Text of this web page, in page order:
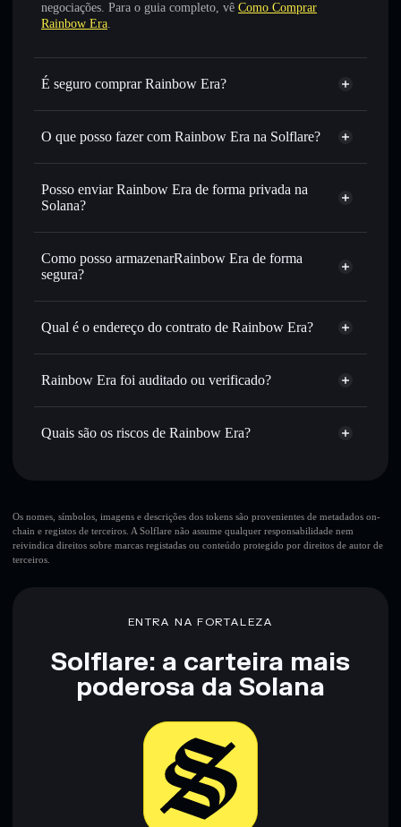
negociações. Para o guia completo, vê Como Comprar
Rainbow Era.
É seguro comprar Rainbow Era?
Rainbow Era não está verificado
O que posso fazer com Rainbow Era na Solflare?
Rainbow Era
Carteira Solflare
Trocar instantaneamente — trocar RAINBOW por SOL,
USDC ou milhares de outros tokens Solana com
melhor preço disponível
Definir ordens limite— automatizar transações ao teu
preço-alvo para RAINBOW
Utilizar DCA— investir de forma faseada ao longo do
Enviar de forma privada
associar publicamente as carteiras usando o Agregador de
volume, capitalização de mercado e liquidez de RAINBOW
Manter em segurança— guardar RAINBOW numa
Posso enviar Rainbow Era de forma privada na
Solana?
Agregador de Privacidade
Como posso armazenarRainbow Era de forma
segura?
Rainbow Era
Agregador de Privacidade
Qual é o endereço do contrato de Rainbow Era?
Rainbow Era
Solflare
Rainbow Era foi auditado ou verificado?
Rainbow Era não está verificado
Quais são os riscos de Rainbow Era?
10 principais carteiras
Rainbow Era
única carteira
Aviso legal: Esta informação é apenas para fins educativos e
não constitui aconselhamento financeiro. Faz sempre a tua
Os nomes, símbolos, imagens e descrições dos tokens são provenientes de metadados on-
chain e registos de terceiros. A Solflare não assume qualquer responsabilidade nem
reivindica direitos sobre marcas registadas ou conteúdo protegido por direitos de autor de
terceiros.
ENTRA NA FORTALEZA
Solflare: a carteira mais
poderosa da Solana
Baixar agora